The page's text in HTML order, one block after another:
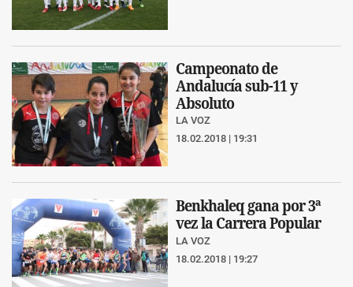
Campeonato de
Andalucía sub-11 y
Absoluto
LA VOZ
18.02.2018 | 19:31
Benkhaleq gana por 3ª
vez la Carrera Popular
LA VOZ
18.02.2018 | 19:27